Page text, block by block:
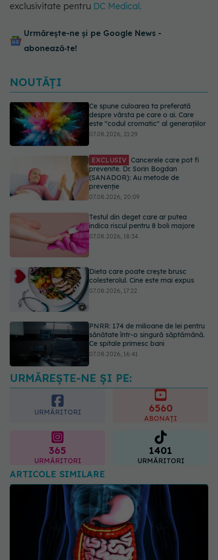
exclusivitate pentru DC Medical.
Urmărește-ne și pe Google News -
abonează‑te!
NOUTĂȚI
EXCLUSIV Cancerele care pot fi
prevenite. Dr. Sorin Bogdan
(SANADOR): Au metode de
07.08.2026, 20:09
Testul din deget care ar putea
indica riscul pentru 8 boli majore
07.08.2026, 18:34
Dieta care poate crește brusc
colesterolul. Cine este mai expus
PNRR: 174 de milioane de lei pentru
sănătate într-o singură săptămână.
Ce spune culoarea ta preferată
despre vârsta pe care o ai. Care
este "codul cromatic" al generațiilor
URMĂREȘTE-NE ȘI PE:
URMĂRITORI 6560
ABONAȚI
365
URMĂRITORI
1401
URMĂRITORI
ARTICOLE SIMILARE